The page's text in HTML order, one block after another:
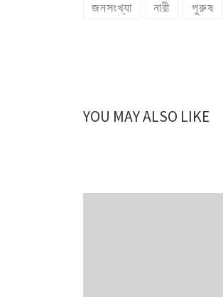
জনসংখ্যা নারী পুরুষ
YOU MAY ALSO LIKE